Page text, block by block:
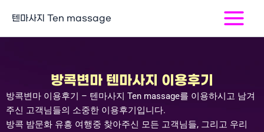
츠
뛰
기
텐마사지 Ten massage
Main
Menu
방콕변마 텐마사지 이용후기
방콕변마 이용후기 – 텐마사지 Ten massage를 이용하시고 남겨
주신 고객님들의 소중한 이용후기입니다.
방콕 밤문화 유흥 여행중 찾아주신 모든 고객님들, 그리고 우리